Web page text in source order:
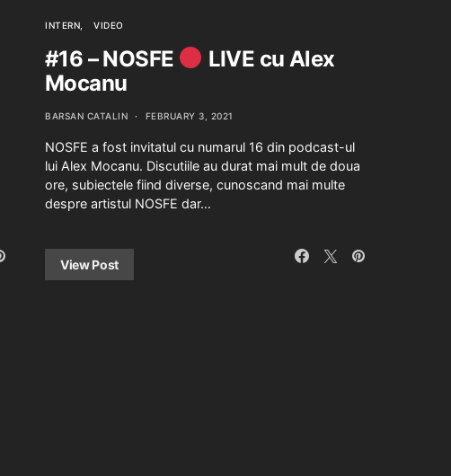
INTERN VIDEO
#16 – NOSFE
LIVE cu Alex
Mocanu
BARSAN CATALIN FEBRUARY 3, 2021
NOSFE a fost invitatul cu numarul 16 din podcast-ul
lui Alex Mocanu. Discutiile au durat mai mult de doua
ore, subiectele fiind diverse, cunoscand mai multe
despre artistul NOSFE dar…
View Post